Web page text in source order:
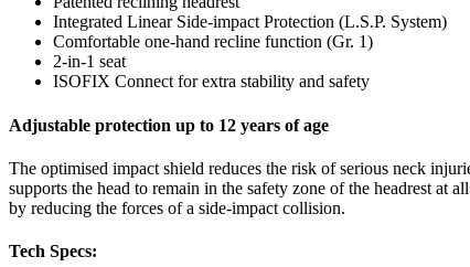
Integrated Linear Side-impact Protection (L.S.P. System)
Comfortable one-hand recline function (Gr. 1)
2-in-1 seat
ISOFIX Connect for extra stability and safety
Adjustable protection up to 12 years of age
The optimised impact shield reduces the risk of serious neck
supports the head to remain in the safety zone of the headrest at
by reducing the forces of a side-impact collision.
Tech Specs: